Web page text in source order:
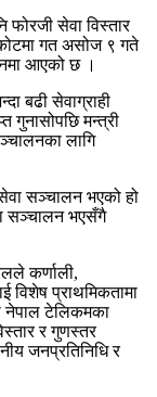
फोरजी सेवा विस्तार
गत असोज ९ गते
आएको छ ।
बढी सेवाग्राही
गुनासोपछि मन्त्री
लागि
सञ्चालन भएको हो
सञ्चालन भएसँगै
कर्णाली,
विशेष प्राथमिकतामा
नेपाल टेलिकमका
र गुणस्तर
जनप्रतिनिधि र